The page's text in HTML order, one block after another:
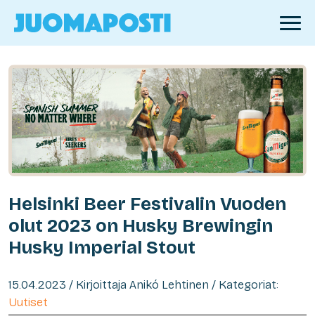
Helsinki Beer Festivalin Vuoden
olut 2023 on Husky Brewingin
Husky Imperial Stout
15.04.2023 / Kirjoittaja Anikó Lehtinen / Kategoriat:
Uutiset